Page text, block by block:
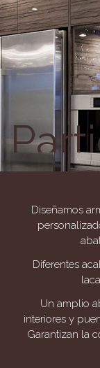
Diseñamos
Diferentes
Un amplio
interiores y
Garantizan la